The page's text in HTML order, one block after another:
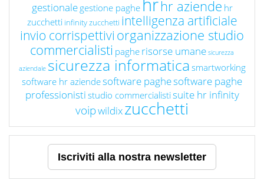
gestionale gestione paghe hr aziende hr
zucchetti infinity zucchetti intelligenza artificiale
invio corrispettivi organizzazione studio
commercialisti paghe risorse umane sicurezza
aziendale sicurezza informatica smartworking
software hr aziendesoftware paghesoftware paghe
professionisti studio commercialisti suite hr infinity
voipwildixzucchetti
Iscriviti alla nostra newsletter